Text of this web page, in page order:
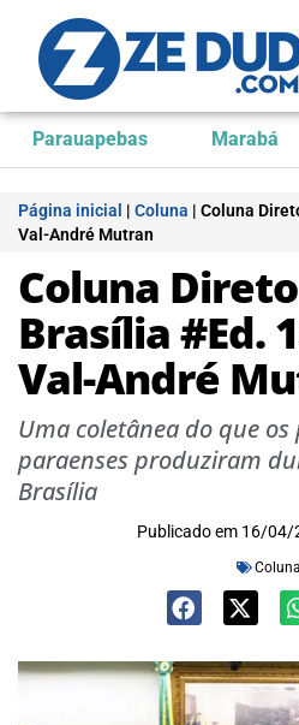
Parauapebas Marabá
Página inicial | Coluna | Coluna
Val-André Mutran
Coluna
Brasília #Ed.
Val-André
Uma coletânea do que
paraenses produziram
Brasília
Publicado em 16/04/
Coluna